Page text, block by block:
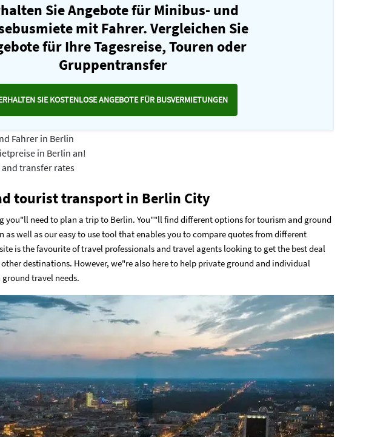
Sie Angebote für Minibus- und
mit Fahrer. Vergleichen Sie
für Ihre Tagesreise, Touren oder
Gruppentransfer
SIE KOSTENLOSE ANGEBOTE FÜR BUSVERMIETUNGEN
Fahrer in Berlin
in Berlin an!
transfer rates
tourist transport in Berlin City
you"ll need to plan a trip to Berlin. You""ll find different options for tourism and ground
well as our easy to use tool that enables you to compare quotes from different
is the favourite of travel professionals and travel agents looking to get the best deal
destinations. However, we"re also here to help private ground and individual
travel needs.